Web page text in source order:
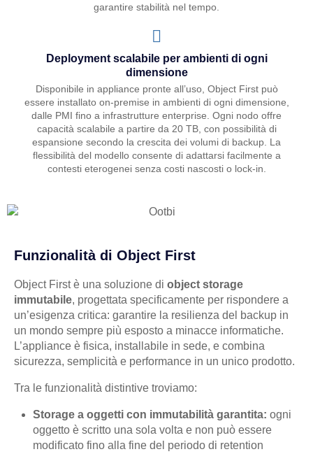
garantire stabilità nel tempo.
Deployment scalabile per ambienti di ogni
dimensione
Disponibile in appliance pronte all’uso, Object First può
essere installato on-premise in ambienti di ogni dimensione,
dalle PMI fino a infrastrutture enterprise. Ogni nodo offre
capacità scalabile a partire da 20 TB, con possibilità di
espansione secondo la crescita dei volumi di backup. La
flessibilità del modello consente di adattarsi facilmente a
contesti eterogenei senza costi nascosti o lock-in.
Funzionalità di Object First
Object First è una soluzione di object storage
immutabile, progettata specificamente per rispondere a
un’esigenza critica: garantire la resilienza del backup in
un mondo sempre più esposto a minacce informatiche.
L’appliance è fisica, installabile in sede, e combina
sicurezza, semplicità e performance in un unico prodotto.
Tra le funzionalità distintive troviamo:
Storage a oggetti con immutabilità garantita: ogni
oggetto è scritto una sola volta e non può essere
modificato fino alla fine del periodo di retention